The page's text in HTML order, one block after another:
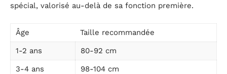
spécial, valorisé au-delà de sa fonction première.
Âge
Taille recommandée
1-2 ans
80-92 cm
3-4 ans
98-104 cm